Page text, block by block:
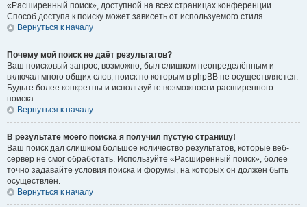
«Расширенный поиск», доступной на всех страницах конференции.
Способ доступа к поиску может зависеть от используемого стиля.
Вернуться к началу
Почему мой поиск не даёт результатов?
Ваш поисковый запрос, возможно, был слишком неопределённым и
включал много общих слов, поиск по которым в phpBB не осуществляется.
Будьте более конкретны и используйте возможности расширенного
поиска.
Вернуться к началу
В результате моего поиска я получил пустую страницу!
Ваш поиск дал слишком большое количество результатов, которые веб-
сервер не смог обработать. Используйте «Расширенный поиск», более
точно задавайте условия поиска и форумы, на которых он должен быть
осуществлён.
Вернуться к началу